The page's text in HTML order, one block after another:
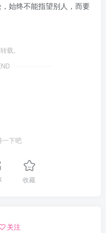
始终不能指望别人，而要
载。
一下吧
收藏
关注